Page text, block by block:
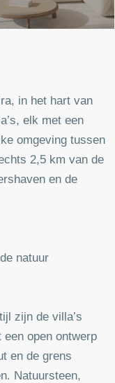
in het hart van
elk met een
omgeving tussen
2,5 km van de
en de
natuur
zijn de villa’s
open ontwerp
en de grens
Natuursteen,